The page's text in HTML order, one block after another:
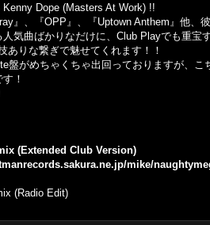
Kenny Dope (Masters At Work) !!
』、『OPP』、『Uptown Anthem』他、
気曲ばかりなだけに、Club Playでも重宝
ありな繋ぎで魅せてくれます！！
盤がめちゃくちゃ出回っておりますが、こ
！
(Extended Club Version)
mike/
(Radio Edit)